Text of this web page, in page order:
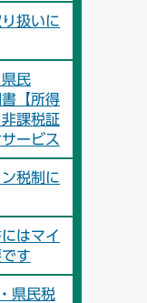
扱いに
民
【所得
課税証
ービス
税制に
はマイ
す
県民税